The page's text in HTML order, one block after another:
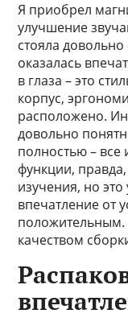
Я приобрел
улучшение
стояла
оказалась
в глаза – это
корпус,
расположено.
довольно
полностью – все
функции,
изучения, но
впечатление от
положительным.
качеством